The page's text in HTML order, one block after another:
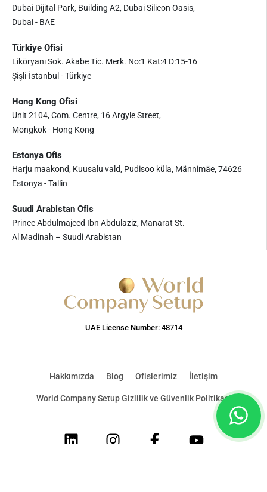
Dubai Dijital Park, Building A2, Dubai Silicon Oasis,
Dubai - BAE
Türkiye Ofisi
Liköryanı Sok. Akabe Tic. Merk. No:1 Kat:4 D:15-16
Şişli-İstanbul - Türkiye
Hong Kong Ofisi
Unit 2104, Com. Centre, 16 Argyle Street,
Mongkok - Hong Kong
Estonya Ofis
Harju maakond, Kuusalu vald, Pudisoo küla, Männimäe, 74626
Estonya - Tallin
Suudi Arabistan Ofis
Prince Abdulmajeed Ibn Abdulaziz, Manarat St.
Al Madinah – Suudi Arabistan
UAE License Number: 48714
Hakkımızda Blog Ofislerimiz İletişim
World Company Setup Gizlilik ve Güvenlik Politikası